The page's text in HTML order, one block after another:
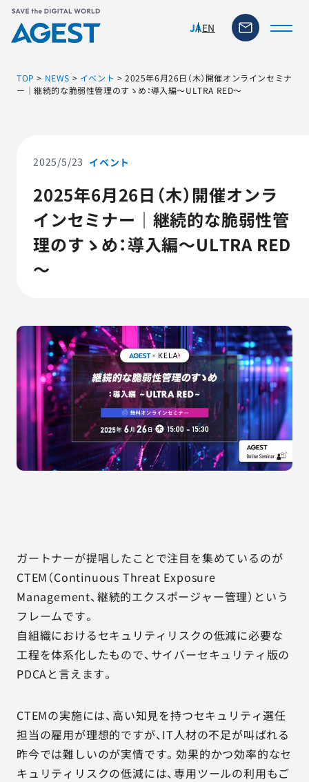
JAEN
ソリューション・サービス
脆弱性リスク管理ツール
TFACT (AIテストツール)
ニュース
セミナー・イベント
事例紹介
品質コラム
会社情報
サービスお問い合わせ専用番号
03-6865-4864
（平日9:30〜18:00）
TOP > NEWS > イベント >2025年6月26日（木）開催オンラインセミナ
ー｜継続的な脆弱性管理のすゝめ：導入編～ULTRA RED～
2025/5/23 イベント
2025年6月26日（木）開催オンラ
インセミナー｜継続的な脆弱性管
理のすゝめ：導入編～ULTRA RED
～
ガートナーが提唱したことで注目を集めているのが
CTEM（Continuous Threat Exposure
Management、継続的エクスポージャー管理）という
フレームです。
自組織におけるセキュリティリスクの低減に必要な
工程を体系化したもので、サイバーセキュリティ版の
PDCAと言えます。
CTEMの実施には、高い知見を持つセキュリティ選任
担当の雇用が理想的ですが、IT人材の不足が叫ばれる
昨今では難しいのが実情です。効果的かつ効率的なセ
キュリティリスクの低減には、専用ツールの利用もご